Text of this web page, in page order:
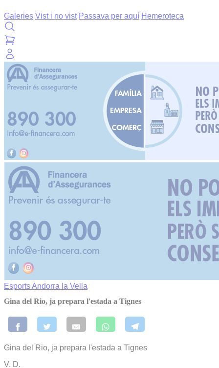
Galeries Vist i no vist Passava per aquí Hemeroteca
EsportsAndorra la Vella
Gina del Rio, ja prepara l'estada a Tignes
Gina del Rio, ja prepara l'estada a Tignes
V. D.